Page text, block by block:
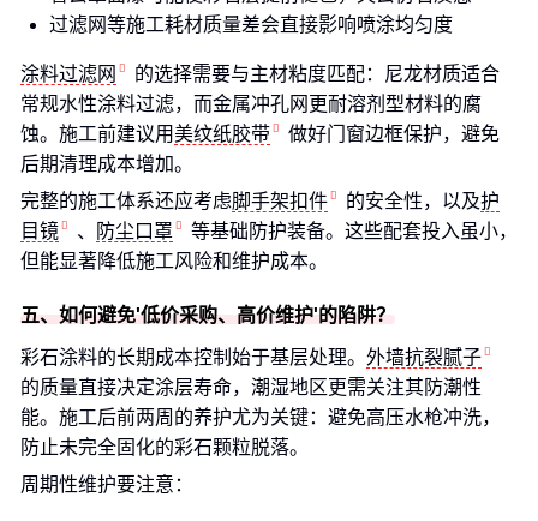
过滤网等施工耗材质量差会直接影响喷涂均匀度
涂料过滤网
的选择需要与主材粘度匹配：尼龙材质适合
常规水性涂料过滤，而金属冲孔网更耐溶剂型材料的腐
蚀。施工前建议用美纹纸胶带
做好门窗边框保护，避免
后期清理成本增加。
完整的施工体系还应考虑脚手架扣件 的安全性，以及护
目镜
、 防尘口罩
等基础防护装备。这些配套投入虽小，
但能显著降低施工风险和维护成本。
五、如何避免'低价采购、高价维护'的陷阱？
彩石涂料的长期成本控制始于基层处理。 外墙抗裂腻子
的质量直接决定涂层寿命，潮湿地区更需关注其防潮性
能。施工后前两周的养护尤为关键：避免高压水枪冲洗，
防止未完全固化的彩石颗粒脱落。
周期性维护要注意：